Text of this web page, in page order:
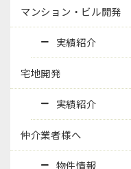
マンション・ビル開発
実績紹介
宅地開発
実績紹介
仲介業者様へ
物件情報